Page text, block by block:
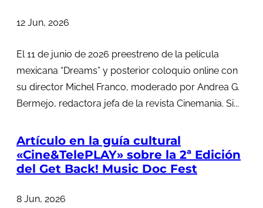
12 Jun, 2026
El 11 de junio de 2026 preestreno de la película
mexicana “Dreams” y posterior coloquio online con
su director Michel Franco, moderado por Andrea G.
Bermejo, redactora jefa de la revista Cinemania. Si...
Artículo en la guía cultural
«Cine&TelePLAY» sobre la 2ª Edición
del Get Back! Music Doc Fest
8 Jun, 2026